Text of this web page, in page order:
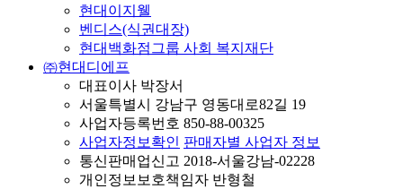
현대이지웰
벤디스(식권대장)
현대백화점그룹 사회 복지재단
㈜현대디에프
대표이사 박장서
서울특별시 강남구 영동대로82길 19
사업자등록번호 850-88-00325
사업자정보확인 판매자별 사업자 정보
통신판매업신고 2018-서울강남-02228
개인정보보호책임자 반형철